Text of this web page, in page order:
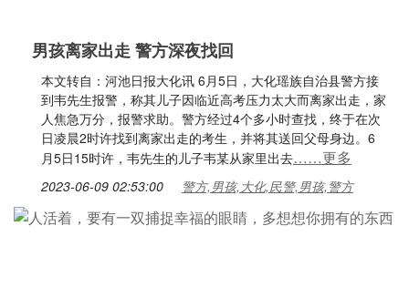
男孩离家出走 警方深夜找回
本文转自：河池日报大化讯 6月5日，大化瑶族自治县警方接
到韦先生报警，称其儿子因临近高考压力太大而离家出走，家
人焦急万分，报警求助。警方经过4个多小时查找，终于在次
日凌晨2时许找到离家出走的考生，并将其送回父母身边。6
月5日15时许，韦先生的儿子韦某从家里出去……更多
2023-06-09 02:53:00 警方,男孩,大化,民警,男孩,警方